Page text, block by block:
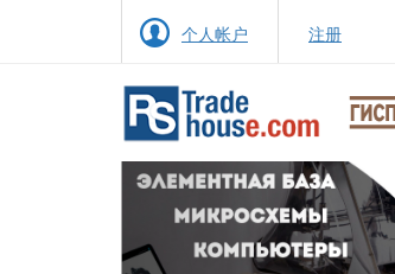
个人帐户 注册
Previous